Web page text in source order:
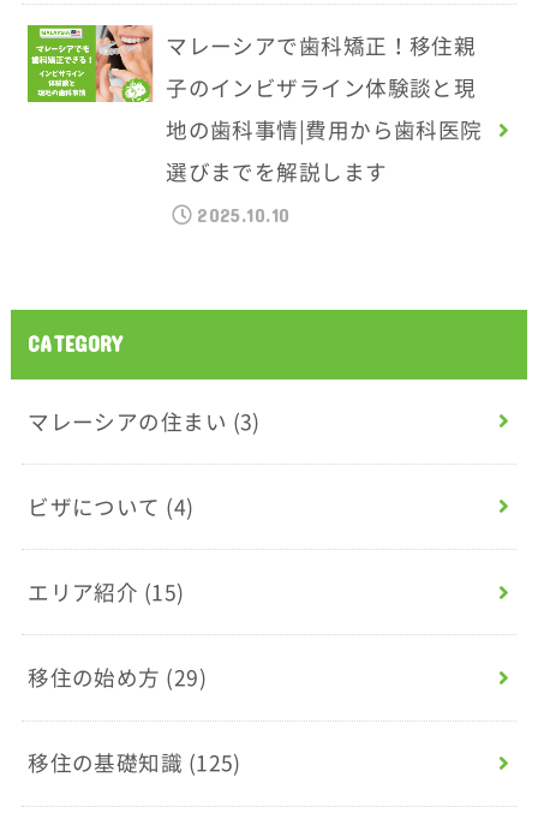
マレーシアで歯科矯正！移住親
子のインビザライン体験談と現
地の歯科事情|費用から歯科医院
選びまでを解説します
2025.10.10
CATEGORY
マレーシアの住まい (3)
ビザについて (4)
エリア紹介 (15)
移住の始め方 (29)
移住の基礎知識 (125)